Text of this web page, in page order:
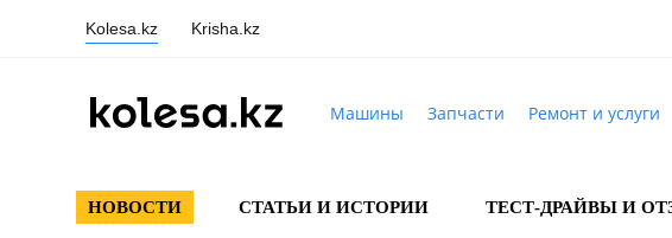
Kolesa.kz Krisha.kz
Машины Запчасти Ремонт и услуги
НОВОСТИ СТАТЬИ И ИСТОРИИ ТЕСТ-ДРАЙВЫ И